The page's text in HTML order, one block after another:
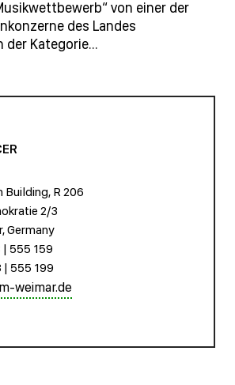
von einer der
des Landes
der Kategorie…
R 206
2/3
Germany
555 159
555 199
weimar.de